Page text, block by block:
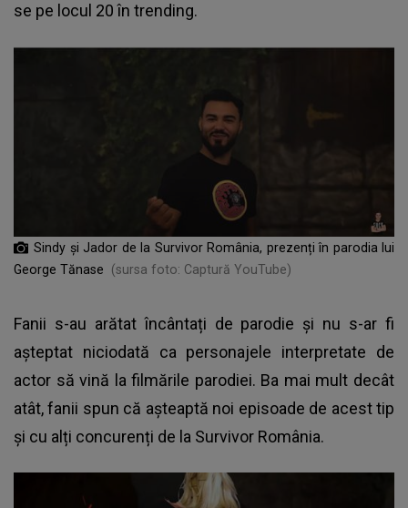
se pe locul 20 în trending.
Sindy şi Jador de la Survivor România, prezenți în parodia lui
George Tănase
(sursa foto: Captură YouTube)
Fanii s-au arătat încântați de parodie și nu s-ar fi
așteptat niciodată ca personajele interpretate de
actor să vină la filmările parodiei. Ba mai mult decât
atât, fanii spun că așteaptă noi episoade de acest tip
și cu alți concurenți de la Survivor România.